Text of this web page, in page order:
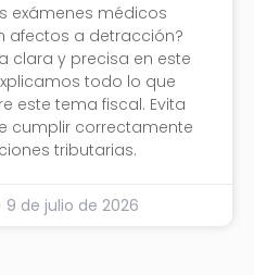
exámenes médicos
afectos a detracción?
clara y precisa en este
todo lo que
este tema fiscal. Evita
cumplir correctamente
tributarias.
9 de julio de 2026